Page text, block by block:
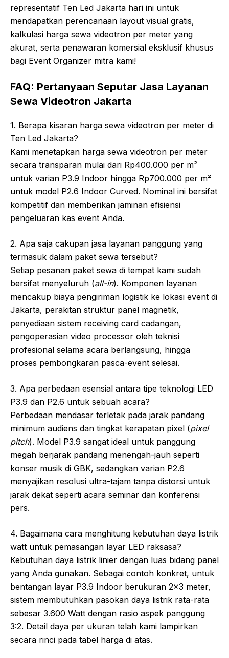
representatif Ten Led Jakarta hari ini untuk
mendapatkan perencanaan layout visual gratis,
kalkulasi harga sewa videotron per meter yang
akurat, serta penawaran komersial eksklusif khusus
bagi Event Organizer mitra kami!
FAQ: Pertanyaan Seputar Jasa Layanan
Sewa Videotron Jakarta
1. Berapa kisaran harga sewa videotron per meter di
Ten Led Jakarta?
Kami menetapkan harga sewa videotron per meter
secara transparan mulai dari Rp400.000 per m²
untuk varian P3.9 Indoor hingga Rp700.000 per m²
untuk model P2.6 Indoor Curved. Nominal ini bersifat
kompetitif dan memberikan jaminan efisiensi
pengeluaran kas event Anda.
2. Apa saja cakupan jasa layanan panggung yang
termasuk dalam paket sewa tersebut?
Setiap pesanan paket sewa di tempat kami sudah
bersifat menyeluruh (all-in). Komponen layanan
mencakup biaya pengiriman logistik ke lokasi event di
Jakarta, perakitan struktur panel magnetik,
penyediaan sistem receiving card cadangan,
pengoperasian video processor oleh teknisi
profesional selama acara berlangsung, hingga
proses pembongkaran pasca-event selesai.
3. Apa perbedaan esensial antara tipe teknologi LED
P3.9 dan P2.6 untuk sebuah acara?
Perbedaan mendasar terletak pada jarak pandang
minimum audiens dan tingkat kerapatan pixel (pixel
pitch). Model P3.9 sangat ideal untuk panggung
megah berjarak pandang menengah-jauh seperti
konser musik di GBK, sedangkan varian P2.6
menyajikan resolusi ultra-tajam tanpa distorsi untuk
jarak dekat seperti acara seminar dan konferensi
pers.
4. Bagaimana cara menghitung kebutuhan daya listrik
watt untuk pemasangan layar LED raksasa?
Kebutuhan daya listrik linier dengan luas bidang panel
yang Anda gunakan. Sebagai contoh konkret, untuk
bentangan layar P3.9 Indoor berukuran 2×3 meter,
sistem membutuhkan pasokan daya listrik rata-rata
sebesar 3.600 Watt dengan rasio aspek panggung
3:2. Detail daya per ukuran telah kami lampirkan
secara rinci pada tabel harga di atas.